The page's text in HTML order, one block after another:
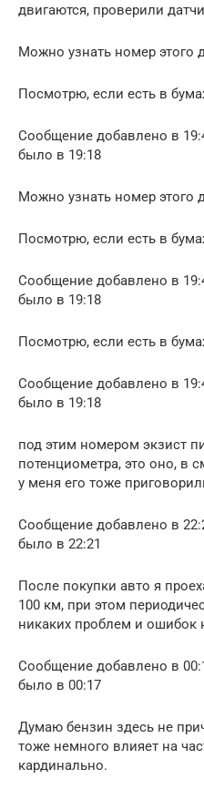
двигаются, проверили
Можно узнать номер этого
Посмотрю, если есть в
Сообщение добавлено в
было в 19:18
Можно узнать номер этого
Посмотрю, если есть в
Сообщение добавлено в
было в 19:18
Посмотрю, если есть в
Сообщение добавлено в
было в 19:18
под этим номером экзист
потенциометра, это оно, в
у меня его тоже
Сообщение добавлено в
было в 22:21
После покупки авто я
100 км, при этом
никаких проблем и ошибок
Сообщение добавлено в
было в 00:17
Думаю бензин здесь не
тоже немного влияет на
кардинально.